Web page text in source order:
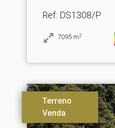
Ref: DS1308/P
7095 m2
Terreno
Venda